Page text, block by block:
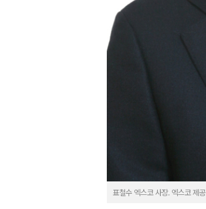
표철수 엑스코 사장. 엑스코 제공